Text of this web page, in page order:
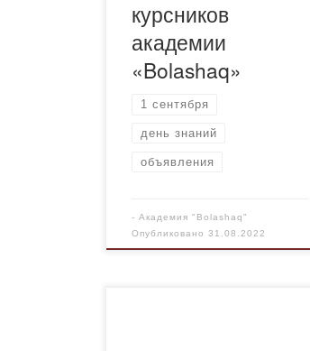
курсников
академии
«Bolashaq»
1 сентября
день знаний
объявления
-Академия "Bolashaq"
Опубликовано31.08.2022